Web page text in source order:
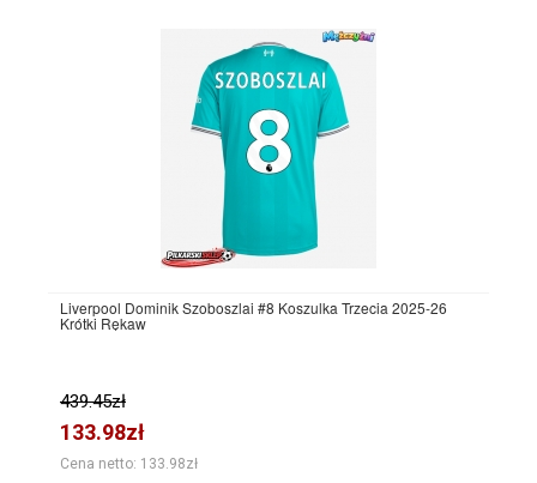
Liverpool Dominik Szoboszlai #8 Koszulka Trzecia 2025-26
Krótki Rękaw
439.45zł
133.98zł
Cena netto: 133.98zł